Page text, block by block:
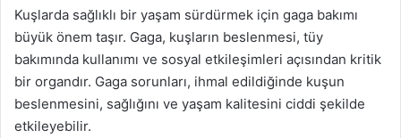
Kuşlarda sağlıklı bir yaşam sürdürmek için gaga bakımı
büyük önem taşır. Gaga, kuşların beslenmesi, tüy
bakımında kullanımı ve sosyal etkileşimleri açısından kritik
bir organdır. Gaga sorunları, ihmal edildiğinde kuşun
beslenmesini, sağlığını ve yaşam kalitesini ciddi şekilde
etkileyebilir.